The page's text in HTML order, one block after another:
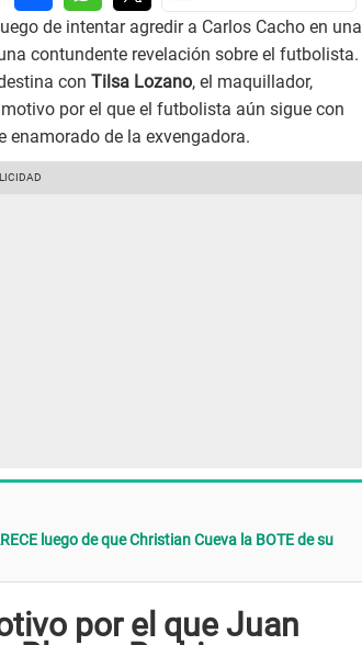
de intentar agredir a Carlos Cacho en una
contundente revelación sobre el futbolista.
con Tilsa Lozano, el maquillador,
por el que el futbolista aún sigue con
enamorado de la exvengadora.
luego de que Christian Cueva la BOTE de su
por el que Juan